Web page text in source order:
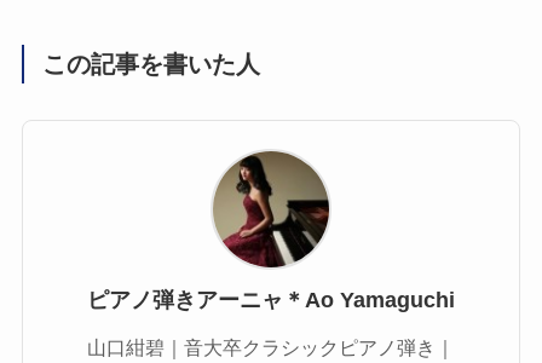
この記事を書いた人
ピアノ弾きアーニャ＊Ao Yamaguchi
山口紺碧｜音大卒クラシックピアノ弾き｜